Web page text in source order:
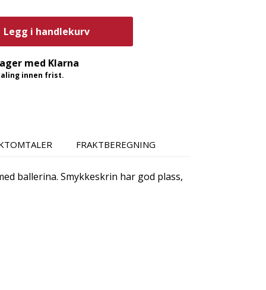
Legg i handlekurv
med Klarna
innen frist.
FRAKTBEREGNING
ballerina. Smykkeskrin har god plass,